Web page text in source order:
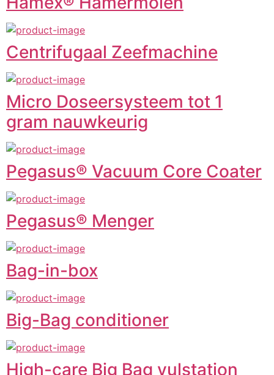
Centrifugaal Zeefmachine
Micro Doseersysteem tot 1
gram nauwkeurig
Pegasus® Vacuum Core Coater
Pegasus® Menger
Bag-in-box
Big-Bag conditioner
High-care Big Bag vulstation